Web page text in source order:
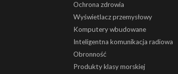
Ochrona zdrowia
Wyświetlacz przemysłowy
Komputery wbudowane
Inteligentna komunikacja radiowa
Obronność
Produkty klasy morskiej